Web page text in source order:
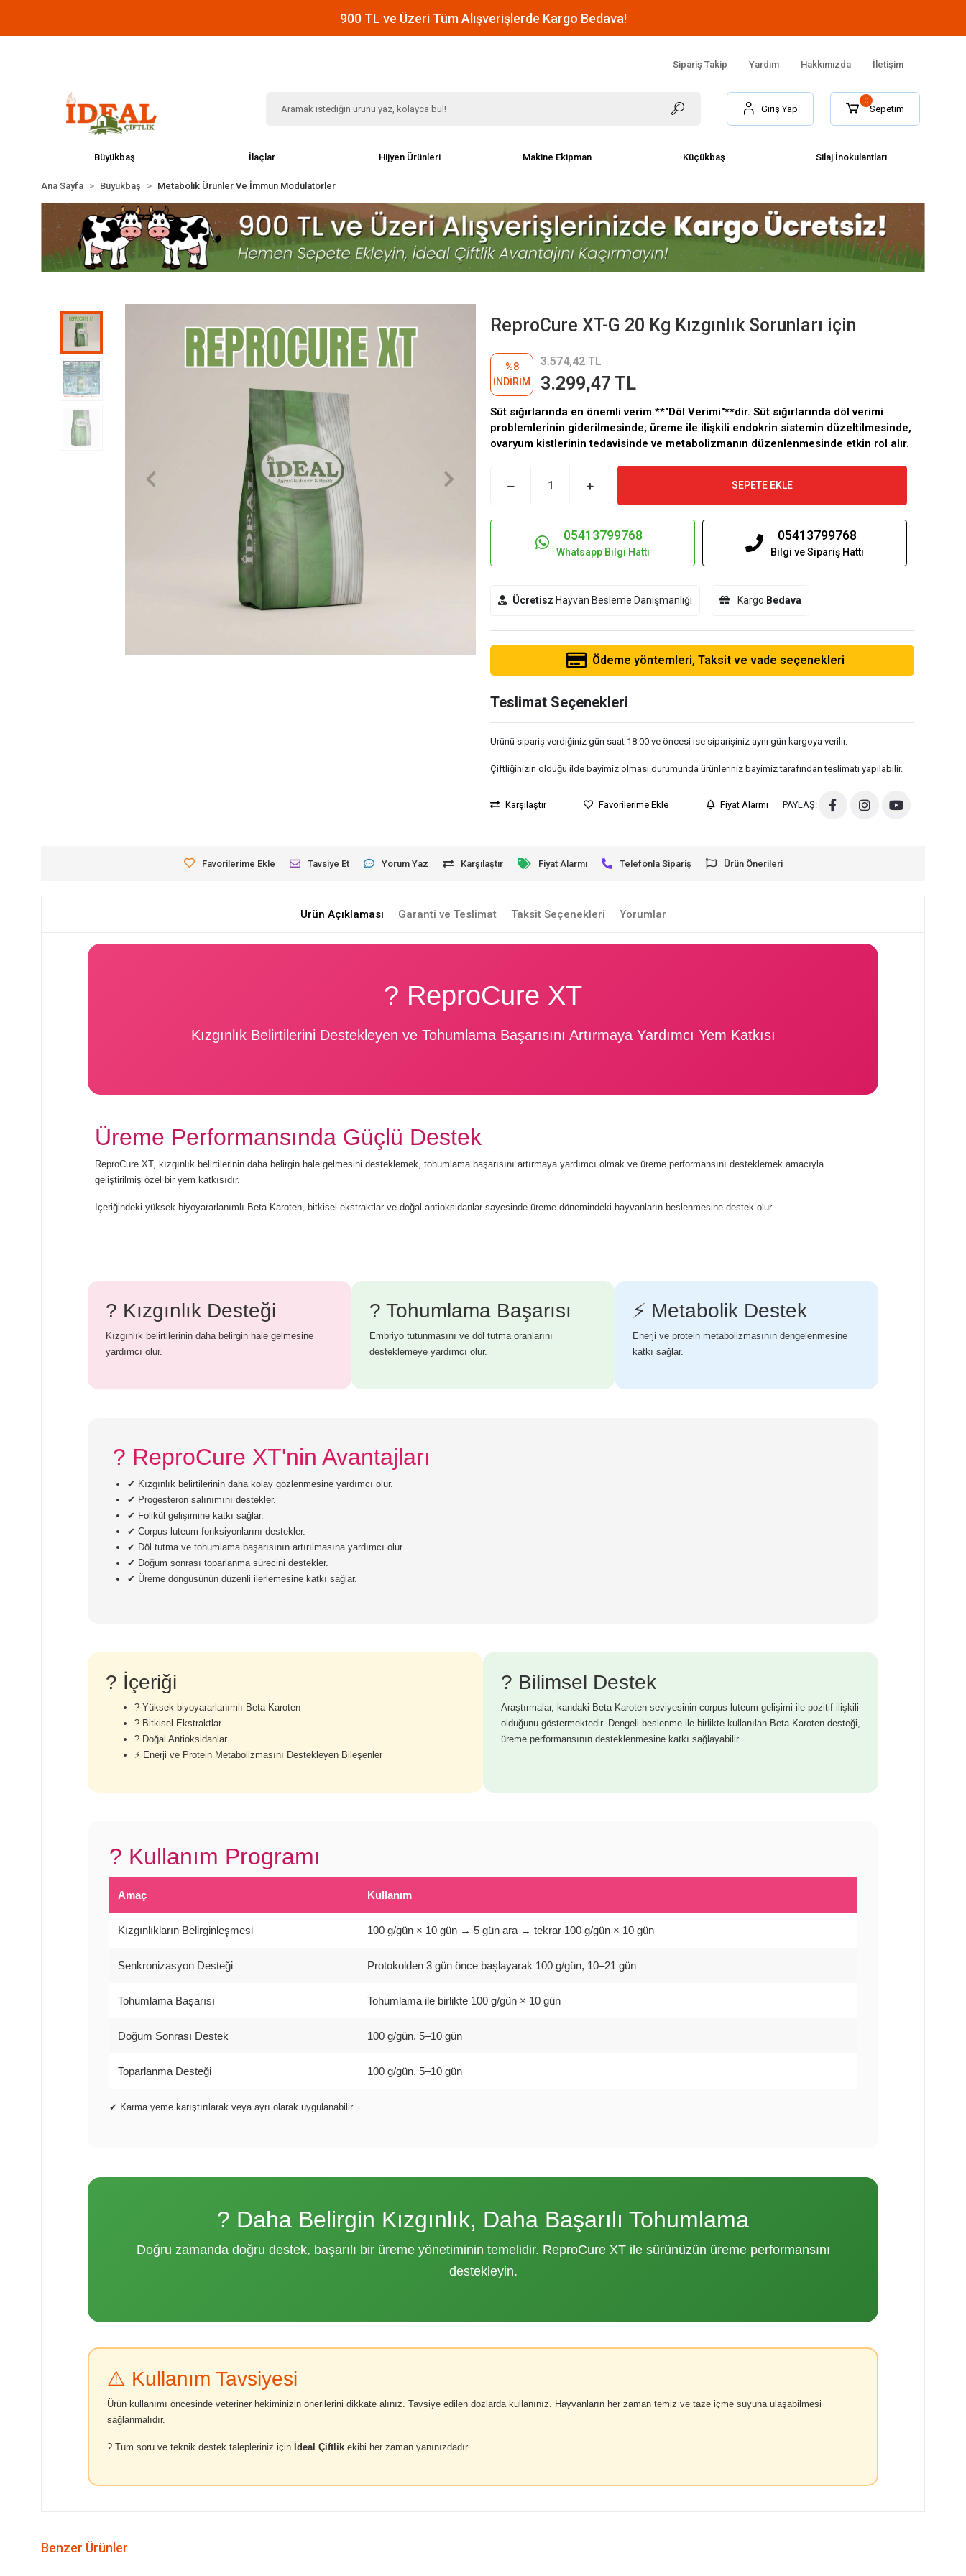
900 TL ve Üzeri Tüm Alışverişlerde Kargo Bedava!
Sipariş Takip Yardım Hakkımızda İletişim
Giriş Yap
0
Sepetim
Büyükbaş İlaçlar Hijyen Ürünleri Makine Ekipman Küçükbaş Silaj İnokulantları
Ana Sayfa Büyükbaş Metabolik Ürünler Ve İmmün Modülatörler
ReproCure XT-G 20 Kg Kızgınlık Sorunları için
%8
İNDİRİM
3.574,42 TL
3.299,47 TL
Süt sığırlarında en önemli verim **"Döl Verimi"**dir. Süt sığırlarında döl verimi
problemlerinin giderilmesinde; üreme ile ilişkili endokrin sistemin düzeltilmesinde,
ovaryum kistlerinin tedavisinde ve metabolizmanın düzenlenmesinde etkin rol alır.
SEPETE EKLE
05413799768
Whatsapp Bilgi Hattı
05413799768
Bilgi ve Sipariş Hattı
Ücretisz Hayvan Besleme Danışmanlığı Kargo Bedava
Ödeme yöntemleri, Taksit ve vade seçenekleri
Teslimat Seçenekleri
Ürünü sipariş verdiğiniz gün saat 18:00 ve öncesi ise siparişiniz aynı gün kargoya verilir.
Çiftliğinizin olduğu ilde bayimiz olması durumunda ürünleriniz bayimiz tarafından teslimatı yapılabilir.
Karşılaştır Favorilerime Ekle Fiyat Alarmı PAYLAŞ:
Favorilerime Ekle Tavsiye Et Yorum Yaz Karşılaştır Fiyat Alarmı Telefonla Sipariş Ürün Önerileri
Ürün Açıklaması Garanti ve Teslimat Taksit Seçenekleri Yorumlar
? ReproCure XT
Kızgınlık Belirtilerini Destekleyen ve Tohumlama Başarısını Artırmaya Yardımcı Yem Katkısı
Üreme Performansında Güçlü Destek
ReproCure XT, kızgınlık belirtilerinin daha belirgin hale gelmesini desteklemek, tohumlama başarısını artırmaya yardımcı olmak ve üreme performansını desteklemek amacıyla
geliştirilmiş özel bir yem katkısıdır.
İçeriğindeki yüksek biyoyararlanımlı Beta Karoten, bitkisel ekstraktlar ve doğal antioksidanlar sayesinde üreme dönemindeki hayvanların beslenmesine destek olur.
? Kızgınlık Desteği
Kızgınlık belirtilerinin daha belirgin hale gelmesine
yardımcı olur.
? Tohumlama Başarısı
Embriyo tutunmasını ve döl tutma oranlarını
desteklemeye yardımcı olur.
⚡ Metabolik Destek
Enerji ve protein metabolizmasının dengelenmesine
katkı sağlar.
? ReproCure XT'nin Avantajları
✔ Kızgınlık belirtilerinin daha kolay gözlenmesine yardımcı olur.
✔ Progesteron salınımını destekler.
✔ Folikül gelişimine katkı sağlar.
✔ Corpus luteum fonksiyonlarını destekler.
✔ Döl tutma ve tohumlama başarısının artırılmasına yardımcı olur.
✔ Doğum sonrası toparlanma sürecini destekler.
✔ Üreme döngüsünün düzenli ilerlemesine katkı sağlar.
? İçeriği
? Yüksek biyoyararlanımlı Beta Karoten
? Bitkisel Ekstraktlar
?️ Doğal Antioksidanlar
⚡ Enerji ve Protein Metabolizmasını Destekleyen Bileşenler
? Bilimsel Destek
Araştırmalar, kandaki Beta Karoten seviyesinin corpus luteum gelişimi ile pozitif ilişkili
olduğunu göstermektedir. Dengeli beslenme ile birlikte kullanılan Beta Karoten desteği,
üreme performansının desteklenmesine katkı sağlayabilir.
? Kullanım Programı
Amaç Kullanım
Kızgınlıkların Belirginleşmesi 100 g/gün × 10 gün → 5 gün ara → tekrar 100 g/gün × 10 gün
Senkronizasyon Desteği Protokolden 3 gün önce başlayarak 100 g/gün, 10–21 gün
Tohumlama Başarısı Tohumlama ile birlikte 100 g/gün × 10 gün
Doğum Sonrası Destek 100 g/gün, 5–10 gün
Toparlanma Desteği 100 g/gün, 5–10 gün
✔ Karma yeme karıştırılarak veya ayrı olarak uygulanabilir.
? Daha Belirgin Kızgınlık, Daha Başarılı Tohumlama
Doğru zamanda doğru destek, başarılı bir üreme yönetiminin temelidir. ReproCure XT ile sürünüzün üreme performansını
destekleyin.
⚠️ Kullanım Tavsiyesi
Ürün kullanımı öncesinde veteriner hekiminizin önerilerini dikkate alınız. Tavsiye edilen dozlarda kullanınız. Hayvanların her zaman temiz ve taze içme suyuna ulaşabilmesi
sağlanmalıdır.
? Tüm soru ve teknik destek talepleriniz için İdeal Çiftlik ekibi her zaman yanınızdadır.
Benzer Ürünler